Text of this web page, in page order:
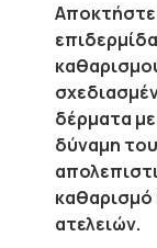
Αποκτήστε
δέρματα
δύναμη
καθαρισμό
ατελειών.